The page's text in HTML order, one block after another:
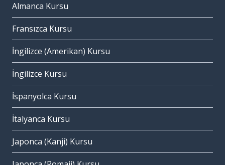
Almanca Kursu
Fransızca Kursu
İngilizce (Amerikan) Kursu
İngilizce Kursu
İspanyolca Kursu
İtalyanca Kursu
Japonca (Kanji) Kursu